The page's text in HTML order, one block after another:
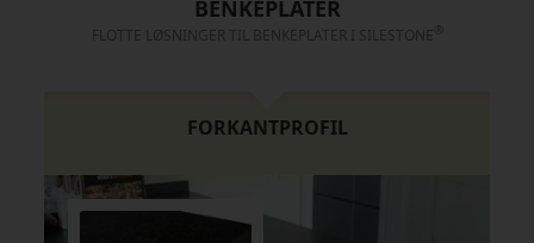
BENKEPLATER
FORKANTPROFIL